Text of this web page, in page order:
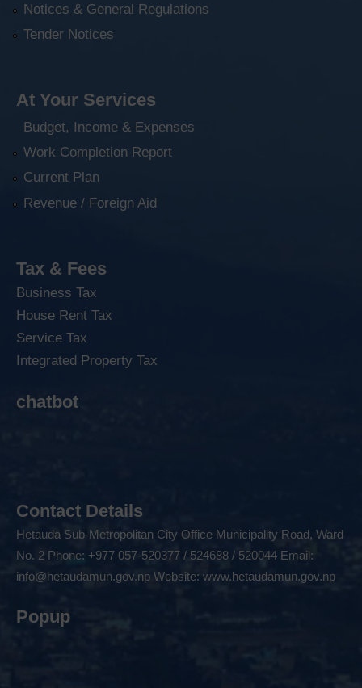
Notices & General Regulations
Tender Notices
At Your Services
Budget, Income & Expenses
Work Completion Report
Current Plan
Revenue / Foreign Aid
Tax & Fees
Business Tax
House Rent Tax
Service Tax
Integrated Property Tax
chatbot
Contact Details
Hetauda Sub-Metropolitan City Office Municipality Road, Ward
No. 2 Phone: +977 057-520377 / 524688 / 520044 Email:
info@hetaudamun.gov.np Website: www.hetaudamun.gov.np
Popup